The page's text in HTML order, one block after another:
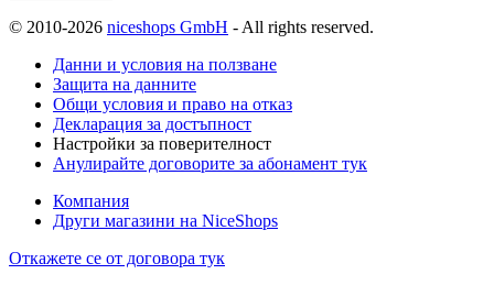
© 2010-2026 niceshops GmbH - All rights reserved.
Данни и условия на ползване
Защита на данните
Общи условия и право на отказ
Декларация за достъпност
Настройки за поверителност
Анулирайте договорите за абонамент тук
Компания
Други магазини на NiceShops
Откажете се от договора тук